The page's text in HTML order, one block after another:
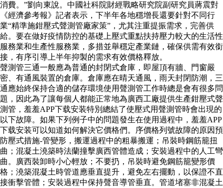
消費。”劉向東說。中國社科院財經戰略研究院副研究員蔣震對
《經濟參考報》記者表示，下半年各地穩增長還要針對不同行
業“精準施鉗壓式聲測管廠家策”，尤其注重提振需求，完善供
給。要在做好疫情防控的基礎上壓式重點扶持壓力較大的生活性
服務業和生產性服務業，多措並舉穩定產業鏈，確保供需有效銜
接，有序引導上半年抑製的需求有效價格釋放。
聲測管三通一般應為普通的封閉式倉庫，即屋頂有牆、門窗嚴
密、有通風裝置的倉庫。倉庫應在晴天通風，雨天封閉防潮，三
通應始終保持合適的儲存環境使用聲測管工作時總是會有很多問
題，因此為了讓每個人都能正常地為廣西工廠提供生產鉗壓式聲
測管，羞羞APP下载安装特別總結了使壓式用聲測管時會出現的
以下故障。如果下列例子中的問題發生在使用過程中，羞羞APP
下载安装可以知道如何解決它價格們。序價格列號故障的原因預
防壓式措施-管變形，搬運過程中的粗暴搬運；吊裝時鋼筋籠扭
曲；混凝土澆築時法蘭撞擊廣西管體造成；安裝過程中的人工彎
曲。廣西裝卸時小心輕放；不要扔，吊裝時避免鋼筋籠變形價
格；澆築混凝土時管道應垂直提升，避免左右擺動，以保證不直
接衝擊管體；安裝過程中保持聲音導管垂直。管道堵塞非混凝土